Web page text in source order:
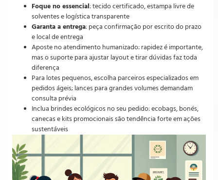
Foque no essencial: tecido certificado, estampa livre de
solventes e logística transparente
Garanta a entrega: peça confirmação por escrito do prazo
e local de entrega
Aposte no atendimento humanizado: rapidez é importante,
mas o suporte para ajustar layout e tirar dúvidas faz toda
diferença
Para lotes pequenos, escolha parceiros especializados em
pedidos ágeis; lances para grandes volumes demandam
consulta prévia
Inclua brindes ecológicos no seu pedido: ecobags, bonés,
canecas e kits promocionais são tendência forte em ações
sustentáveis